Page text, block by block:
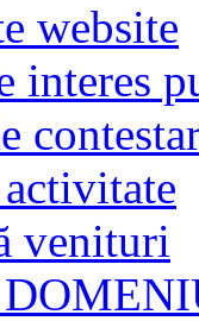
website
interes
venituri